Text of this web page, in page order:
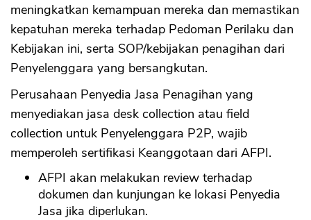
meningkatkan kemampuan mereka dan memastikan
kepatuhan mereka terhadap Pedoman Perilaku dan
Kebijakan ini, serta SOP/kebijakan penagihan dari
Penyelenggara yang bersangkutan.
Perusahaan Penyedia Jasa Penagihan yang
menyediakan jasa desk collection atau field
collection untuk Penyelenggara P2P, wajib
memperoleh sertifikasi Keanggotaan dari AFPI.
AFPI akan melakukan review terhadap
dokumen dan kunjungan ke lokasi Penyedia
Jasa jika diperlukan.